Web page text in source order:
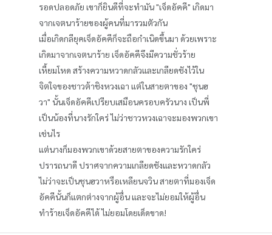
รอดปลอดภัย เขาก็ยินดีที่จะทำมัน "เจ็ดอัคคี" เกิดมา
จากเจตนาร้ายของผู้คนที่มารวมตัวกัน
เมื่อเกิดกลียุคเจ็ดอัคคีก็จะถือกำเนิดขึ้นมา ด้วยเพราะ
เกิดมาจากเจตนาร้าย เจ็ดอัคคีจึงมีความชั่วร้าย
เหี้ยมโหด สร้างความหวาดกลัวและเกลียดชังไว้ใน
จิตใจของชาวต้าชิงหวงเฉา แต่ในสายตาของ "ชุนฮ
วา" นั้นเจ็ดอัคคีเปรียบเสมือนครอบครัวนาง เป็นพี่
เป็นน้องที่นางรักใคร่ ไม่ว่าชาวหวงเฉาจะมองพวกเขา
เช่นไร
แต่นางก็มองพวกเขาด้วยสายตาของความรักใคร่
ปรารถนาดี ปราศจากความเกลียดชังและหวาดกลัว
ไม่ว่าจะเป็นชุนฮวาหรือเหลียนจวิน สายตาที่มองเจ็ด
อัคคีนั้นก็แตกต่างจากผู้อื่น และจะไม่ยอมให้ผู้อื่น
ทำร้ายเจ็ดอัคคีได้ ไม่ยอมโดยเด็ดขาด!